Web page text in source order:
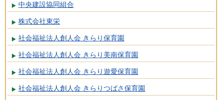
中央建設協同組合
株式会社東栄
社会福祉法人創人会 きらり保育園
社会福祉法人創人会 きらり美南保育園
社会福祉法人創人会 きらり遊愛保育園
社会福祉法人創人会 きらりつばさ保育園